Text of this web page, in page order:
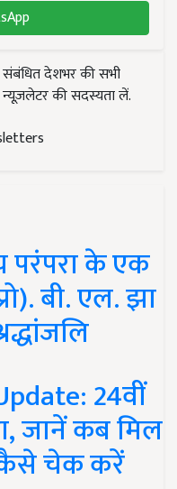
देशभर की सभी
की सदस्यता लें.
परंपरा के एक
बी. एल. झा
24वीं
जानें कब मिल
चेक करें